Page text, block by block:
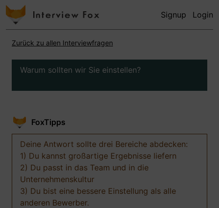
Signup Login
Zurück zu allen Interviewfragen
Warum sollten wir Sie einstellen?
FoxTipps
Deine Antwort sollte drei Bereiche abdecken:
1) Du kannst großartige Ergebnisse liefern
2) Du passt in das Team und in die
Unternehmenskultur
3) Du bist eine bessere Einstellung als alle
anderen Bewerber.